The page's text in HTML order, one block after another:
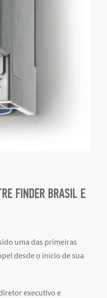
FINDER BRASIL E
uma das primeiras
desde o início de sua
executivo e